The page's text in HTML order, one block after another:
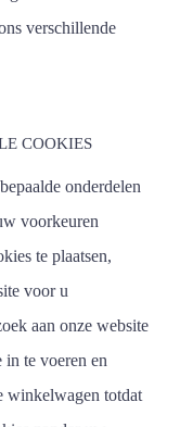
verschillende
COOKIES
onderdelen
voorkeuren
te plaatsen,
voor u
aan onze website
te voeren en
winkelwagen totdat